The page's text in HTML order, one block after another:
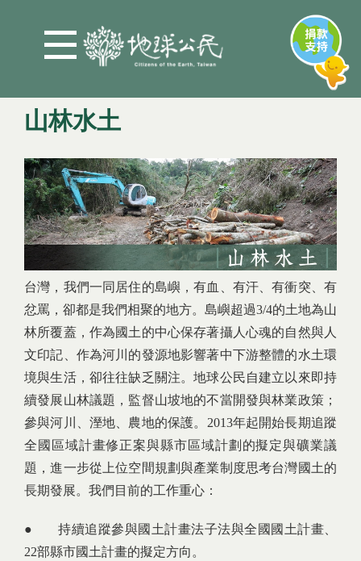
山林水土
您在這裡
台灣，我們一同居住的島嶼，有血、有汗、有衝突、有
忿罵，卻都是我們相聚的地方。島嶼超過3/4的土地為山
林所覆蓋，作為國土的中心保存著攝人心魂的自然與人
文印記、作為河川的發源地影響著中下游整體的水土環
境與生活，卻往往缺乏關注。地球公民自建立以來即持
續發展山林議題，監督山坡地的不當開發與林業政策；
參與河川、溼地、農地的保護。2013年起開始長期追蹤
全國區域計畫修正案與縣市區域計劃的擬定與礦業議
題，進一步從上位空間規劃與產業制度思考台灣國土的
長期發展。我們目前的工作重心：
● 持續追蹤參與國土計畫法子法與全國國土計畫、
22部縣市國土計畫的擬定方向。